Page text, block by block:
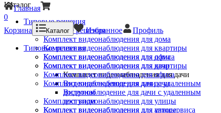
Каталог
Типовые решения
Типовые решения
Комплект видеонаблюдения для дома
Комплект видеонаблюдения для квартиры
Комплект видеонаблюдения для офиса
Комплект видеонаблюдения для дачи
Комплект видеонаблюдения для дачи
Видеонаблюдение для дачи с удаленным
доступом
Комплект видеонаблюдения для улицы
Комплект видеонаблюдения для автосервиса
Главная
0
Корзина
Каталог Избранное Профиль
Типовые решения
Комплект видеонаблюдения для дома
Комплект видеонаблюдения для квартиры
Комплект видеонаблюдения для офиса
Комплект видеонаблюдения для дачи
Видеонаблюдение для дачи с удаленным
доступом
Комплект видеонаблюдения для улицы